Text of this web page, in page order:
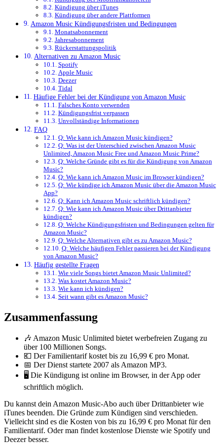
Kündigung über iTunes
Kündigung über andere Plattformen
Amazon Music Kündigungsfristen und Bedingungen
Monatsabonnement
Jahresabonnement
Rückerstattungspolitik
Alternativen zu Amazon Music
Spotify
Apple Music
Deezer
Tidal
Häufige Fehler bei der Kündigung von Amazon Music
Falsches Konto verwenden
Kündigungsfrist verpassen
Unvollständige Informationen
FAQ
Q: Wie kann ich Amazon Music kündigen?
Q: Was ist der Unterschied zwischen Amazon Music
Unlimited, Amazon Music Free und Amazon Music Prime?
Q: Welche Gründe gibt es für die Kündigung von Amazon
Music?
Q: Wie kann ich Amazon Music im Browser kündigen?
Q: Wie kündige ich Amazon Music über die Amazon Music
App?
Q: Kann ich Amazon Music schriftlich kündigen?
Q: Wie kann ich Amazon Music über Drittanbieter
kündigen?
Q: Welche Kündigungsfristen und Bedingungen gelten für
Amazon Music?
Q: Welche Alternativen gibt es zu Amazon Music?
Q: Welche häufigen Fehler passieren bei der Kündigung
von Amazon Music?
Häufig gestellte Fragen
Wie viele Songs bietet Amazon Music Unlimited?
Was kostet Amazon Music?
Wie kann ich kündigen?
Seit wann gibt es Amazon Music?
Zusammenfassung
🎶 Amazon Music Unlimited bietet werbefreien Zugang zu
über 100 Millionen Songs.
💶 Der Familientarif kostet bis zu 16,99 € pro Monat.
📅 Der Dienst startete 2007 als Amazon MP3.
🖥️ Die Kündigung ist online im Browser, in der App oder
schriftlich möglich.
Du kannst dein Amazon Music-Abo auch über Drittanbieter wie
iTunes beenden. Die Gründe zum Kündigen sind verschieden.
Vielleicht sind es die Kosten von bis zu 16,99 € pro Monat für den
Familientarif. Oder man findet kostenlose Dienste wie Spotify und
Deezer besser.